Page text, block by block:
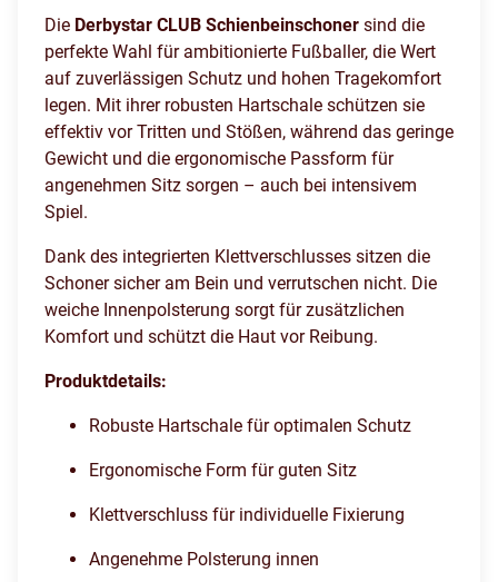
Die Derbystar CLUB Schienbeinschoner sind die
perfekte Wahl für ambitionierte Fußballer, die Wert
auf zuverlässigen Schutz und hohen Tragekomfort
legen. Mit ihrer robusten Hartschale schützen sie
effektiv vor Tritten und Stößen, während das geringe
Gewicht und die ergonomische Passform für
angenehmen Sitz sorgen – auch bei intensivem
Spiel.
Dank des integrierten Klettverschlusses sitzen die
Schoner sicher am Bein und verrutschen nicht. Die
weiche Innenpolsterung sorgt für zusätzlichen
Komfort und schützt die Haut vor Reibung.
Produktdetails:
Robuste Hartschale für optimalen Schutz
Ergonomische Form für guten Sitz
Klettverschluss für individuelle Fixierung
Angenehme Polsterung innen